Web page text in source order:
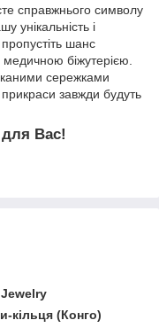
справжнього символу
унікальність і
шанс
медичною біжутерією.
сережками
завжди будуть
Вас!
кільця (Конго)